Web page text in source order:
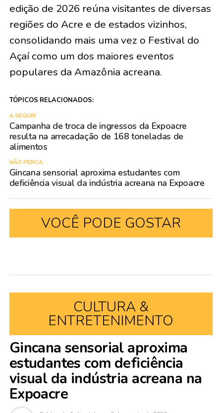
edição de 2026 reúna visitantes de diversas
regiões do Acre e de estados vizinhos,
consolidando mais uma vez o Festival do
Açaí como um dos maiores eventos
populares da Amazônia acreana.
TÓPICOS RELACIONADOS:
A SEGUIR
Campanha de troca de ingressos da Expoacre
resulta na arrecadação de 168 toneladas de
alimentos
NÃO PERCA
Gincana sensorial aproxima estudantes com
deficiência visual da indústria acreana na Expoacre
VOCÊ PODE GOSTAR
CULTURA &
ENTRETENIMENTO
Gincana sensorial aproxima
estudantes com deficiência
visual da indústria acreana na
Expoacre